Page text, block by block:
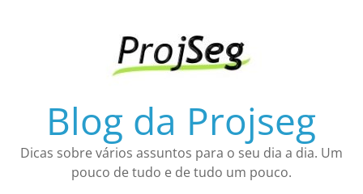
Blog da Projseg
Dicas sobre vários assuntos para o seu dia a dia. Um
pouco de tudo e de tudo um pouco.